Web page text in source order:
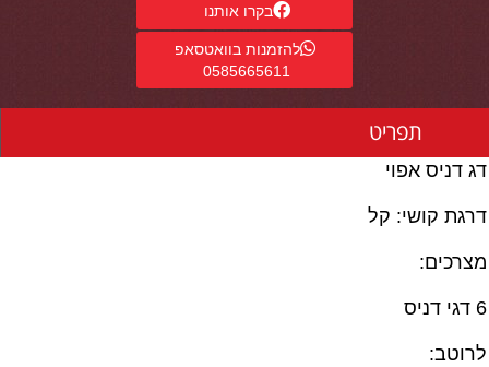
בקרו אותנו
להזמנות בוואטסאפ
0585665611
תפריט
דג דניס אפוי
דרגת קושי: קל
מצרכים:
6 דגי דניס
לרוטב: